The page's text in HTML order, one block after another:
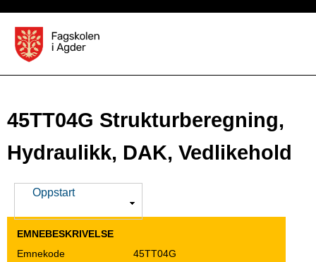
hovedinnhold
S
t
d
i
e
a
t
45TT04G Strukturberegning,
Hydraulikk, DAK, Vedlikehold
V
s
Oppstart
EMNEBESKRIVELSE
Emnekode
45TT04G